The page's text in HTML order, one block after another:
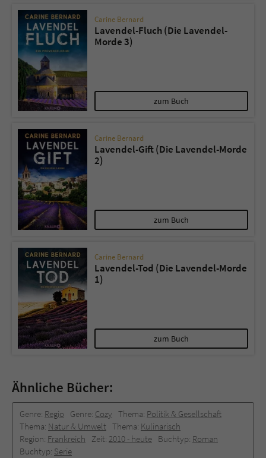
Carine Bernard
Lavendel-Fluch (Die Lavendel-
Morde 3)
zum Buch
Carine Bernard
Lavendel-Gift (Die Lavendel-Morde
2)
zum Buch
Carine Bernard
Lavendel-Tod (Die Lavendel-Morde
1)
zum Buch
Ähnliche Bücher:
Genre: Regio Genre: Cozy Thema: Politik & Gesellschaft
Thema: Natur & Umwelt Thema: Kulinarisch
Region: Frankreich Zeit: 2010 -­ heute Buchtyp: Roman
Buchtyp: Serie